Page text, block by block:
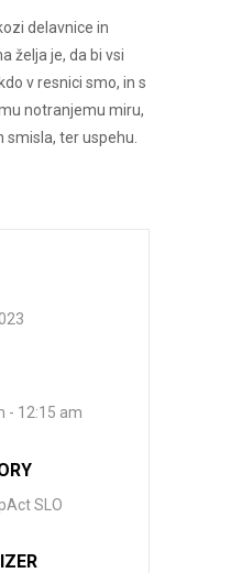
delavnice in
želja je, da bi vsi
v resnici smo, in s
notranjemu miru,
ter uspehu.
- 12:15 am
SLO